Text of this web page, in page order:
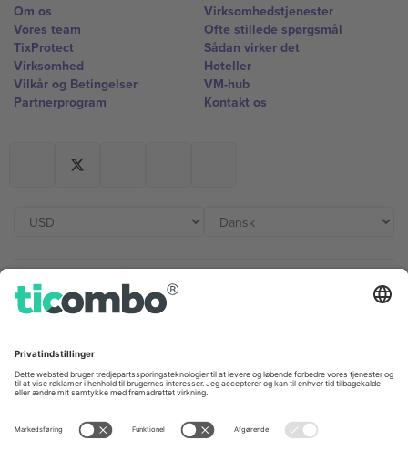
Om os
Vores team
TixProtect
Virksomhed
Vilkår og Betingelser
Partnerprogram
Virksomhedstjenester
Ofte stillede spørgsmål
Sådan virker det
Hoteller
VM-hub
Kontakt os
Kontorer og support
Unter den Linden 24, 10117
Berlin, Germany
London, EC1V 1AW, United
Kingdom
United States
Switzerland